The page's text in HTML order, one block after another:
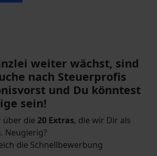
weiter wächst, sind
nach Steuerprofis
und Du könntest
sein!
über die 20 Extras, die wir Dir als
Neugierig?
die Schnellbewerbung